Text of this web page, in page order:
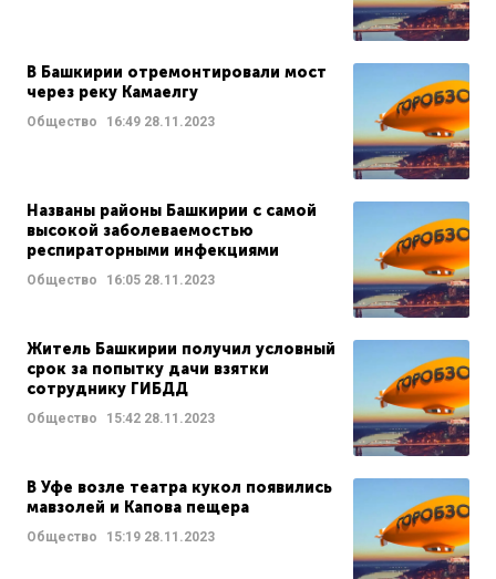
В Башкирии отремонтировали мост
через реку Камаелгу
Общество 16:49 28.11.2023
Названы районы Башкирии с самой
высокой заболеваемостью
респираторными инфекциями
Общество 16:05 28.11.2023
Житель Башкирии получил условный
срок за попытку дачи взятки
сотруднику ГИБДД
Общество 15:42 28.11.2023
В Уфе возле театра кукол появились
мавзолей и Капова пещера
Общество 15:19 28.11.2023